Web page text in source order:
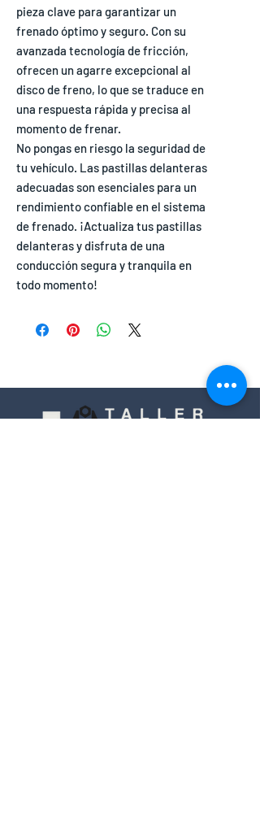
pieza clave para garantizar un
frenado óptimo y seguro. Con su
avanzada tecnología de fricción,
ofrecen un agarre excepcional al
disco de freno, lo que se traduce en
una respuesta rápida y precisa al
momento de frenar.
No pongas en riesgo la seguridad de
tu vehículo. Las pastillas delanteras
adecuadas son esenciales para un
rendimiento confiable en el sistema
de frenado. ¡Actualiza tus pastillas
delanteras y disfruta de una
conducción segura y tranquila en
todo momento!